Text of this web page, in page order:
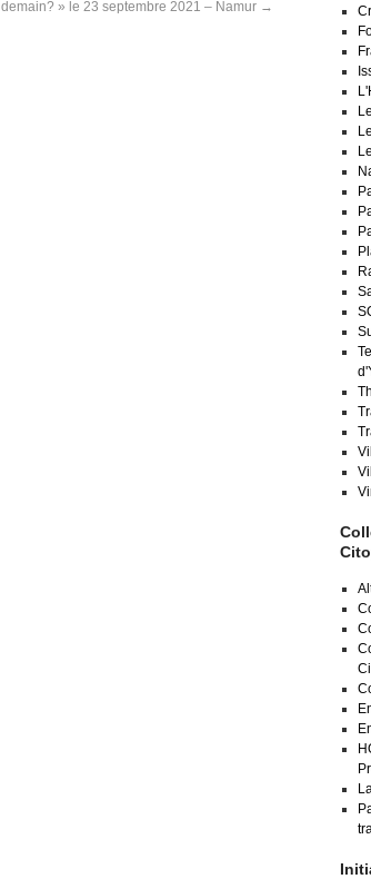
demain? » le 23 septembre 2021 – Namur →